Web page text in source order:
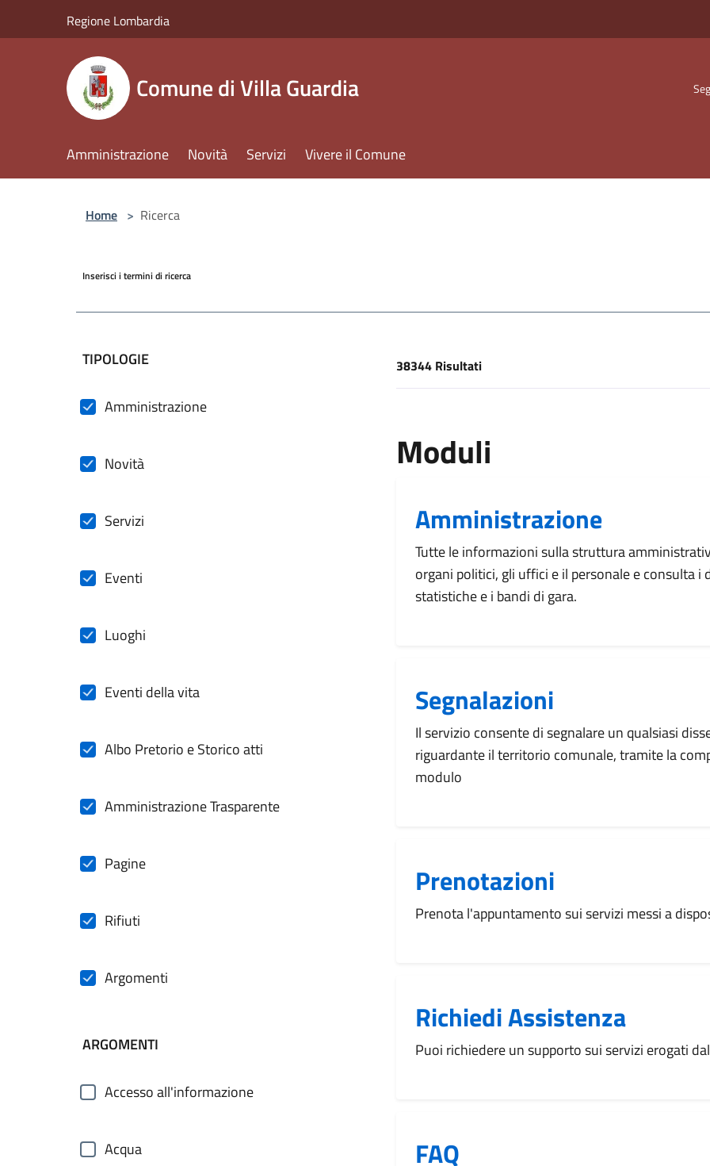
Regione Lombardia
Comune di Villa Guardia
Amministrazione Novità Servizi Vivere il Comune
Home > Ricerca
Inserisci i termini di ricerca
filtri da applicare
TIPOLOGIE
Amministrazione
Novità
Servizi
Eventi
Luoghi
Eventi della vita
Albo Pretorio e Storico atti
Amministrazione Trasparente
Pagine
Rifiuti
Argomenti
ARGOMENTI
Accesso all'informazione
Acqua
[results] Risultati
38344 Risultati
Moduli
Amministrazione
Tutte le informazioni sulla struttura
organi politici, gli uffici e il personale e consulta i
statistiche e i bandi di gara.
Segnalazioni
Il servizio consente di segnalare un qualsiasi
riguardante il territorio comunale, tramite la
modulo
Prenotazioni
Prenota l'appuntamento sui servizi messi a
Richiedi Assistenza
Puoi richiedere un supporto sui servizi erogati
FAQ